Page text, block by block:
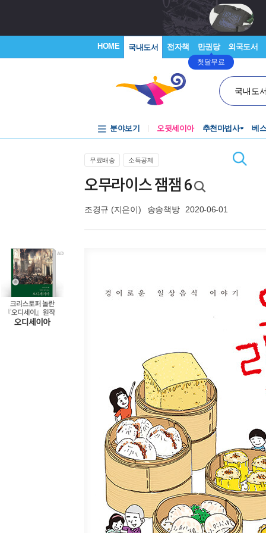
HOME 국내도서 전자책 만권당
첫달무료
외국도서
국내도
분야보기 오뒷세이아 추천마법사 베
무료배송 소득공제
오무라이스 잼잼 6
조경규 (지은이) 송송책방 2020-06-01